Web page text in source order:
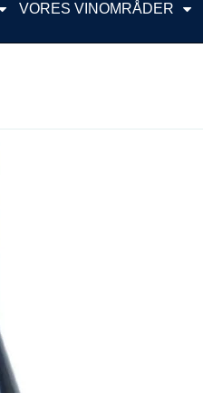
VORES VINOMRÅDER